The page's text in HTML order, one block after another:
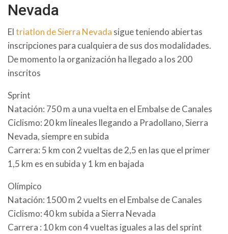
Nevada
Eltriatlon de Sierra Nevada sigue teniendo abiertas
inscripciones para cualquiera de sus dos modalidades.
De momento la organización ha llegado a los 200
inscritos
Sprint
Natación: 750 m a una vuelta en el Embalse de Canales
Ciclismo: 20 km lineales llegando a Pradollano, Sierra
Nevada, siempre en subida
Carrera: 5 km con 2 vueltas de 2,5 en las que el primer
1,5 km es en subida y 1 km en bajada
Olímpico
Natación: 1500 m 2 vuelts en el Embalse de Canales
Ciclismo: 40 km subida a Sierra Nevada
Carrera : 10 km con 4 vueltas iguales a las del sprint